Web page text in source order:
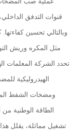
قنوات التدفق
وبالتالي تحسين
مثل المكره وريش
الهيدروليكية
ومضخات الشفط
تشغيل مماثلة، يقلل